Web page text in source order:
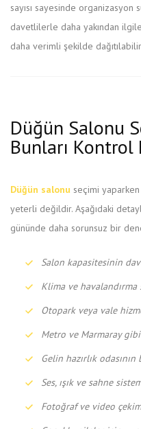
sayısı sayesinde
davetlilerle daha yakından
daha verimli şekilde
Düğün Salonu
Bunları Kontrol
Düğün salonu seçimi yaparken
yeterli değildir. Aşağıdaki
gününde daha sorunsuz bir
Salon kapasitesinin
Klima ve havalandırma
Otopark veya vale
Metro ve Marmaray
Gelin hazırlık odasının
Ses, ışık ve sahne
Fotoğraf ve video